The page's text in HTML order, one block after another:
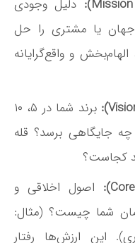
دلیل وجودی
یا مشتری را حل
و واقع‌گرایانه
برند شما در ۵، ۱۰
چه جایگاهی برسد؟ قله
کجاست؟
اصول اخلاقی و
شما چیست؟ (مثال:
این ارزش‌ها رفتار